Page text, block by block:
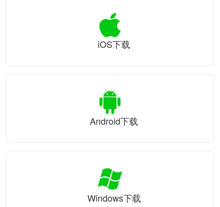
iOS下载
Android下载
Windows下载